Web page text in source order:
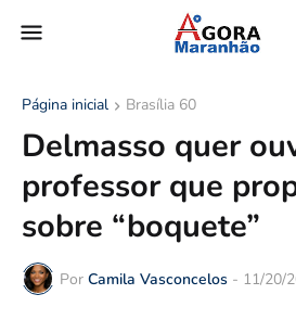
Página inicial Brasília 60
Delmasso quer
professor que
sobre “boquete”
Por Camila Vasconcelos - 11/20/